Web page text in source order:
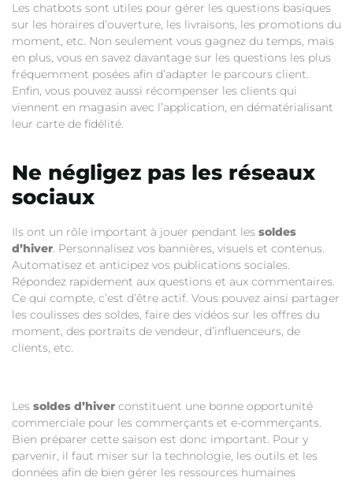
Les chatbots sont utiles pour gérer les questions basiques
sur les horaires d’ouverture, les livraisons, les promotions du
moment, etc. Non seulement vous gagnez du temps, mais
en plus, vous en savez davantage sur les questions les plus
fréquemment posées afin d’adapter le parcours client.
Enfin, vous pouvez aussi récompenser les clients qui
viennent en magasin avec l’application, en dématérialisant
leur carte de fidélité.
Ne négligez pas les réseaux
sociaux
Ils ont un rôle important à jouer pendant les soldes
d’hiver. Personnalisez vos bannières, visuels et contenus.
Automatisez et anticipez vos publications sociales.
Répondez rapidement aux questions et aux commentaires.
Ce qui compte, c’est d’être actif. Vous pouvez ainsi partager
les coulisses des soldes, faire des vidéos sur les offres du
moment, des portraits de vendeur, d’influenceurs, de
clients, etc.
Les soldes d’hiver constituent une bonne opportunité
commerciale pour les commerçants et e-commerçants.
Bien préparer cette saison est donc important. Pour y
parvenir, il faut miser sur la technologie, les outils et les
données afin de bien gérer les ressources humaines